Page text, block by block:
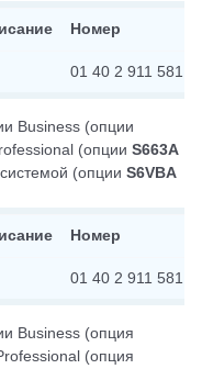
Номер
01 40 2 911 581
Business (опции
(опции S663A
(опции S6VBA
Номер
01 40 2 911 581
Business (опция
(опция